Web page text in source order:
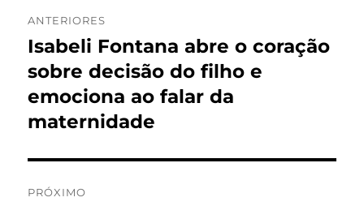
de
Post
ANTERIORES
Post
anterior:
Isabeli Fontana abre o coração
sobre decisão do filho e
emociona ao falar da
maternidade
PRÓXIMO